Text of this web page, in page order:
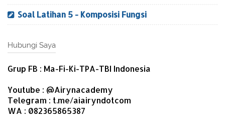
Soal Latihan 5 - Komposisi Fungsi
Hubungi Saya
Grup FB : Ma-Fi-Ki-TPA-TBI Indonesia
Youtube : @Airynacademy
Telegram : t.me/aiairyndotcom
WA : 082365865387